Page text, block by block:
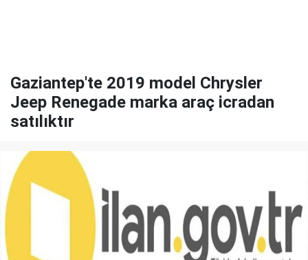
Gaziantep'te 2019 model Chrysler
Jeep Renegade marka araç icradan
satılıktır